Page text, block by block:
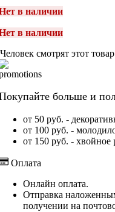
в наличии
в наличии
Человек смотрят этот
больше и
от 50 руб. -
от 100 руб. -
от 150 руб. - хвойное
Оплата
Онлайн оплата.
Отправка
получении на